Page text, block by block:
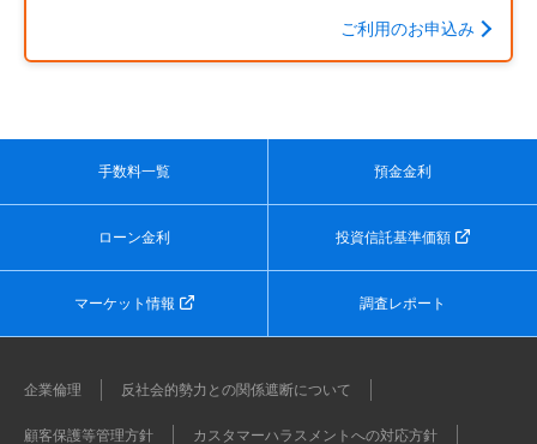
ご利用のお申込み
手数料一覧 預金金利
ローン金利 投資信託基準価額
マーケット情報 調査レポート
企業倫理 反社会的勢力との関係遮断について
顧客保護等管理方針 カスタマーハラスメントへの対応方針